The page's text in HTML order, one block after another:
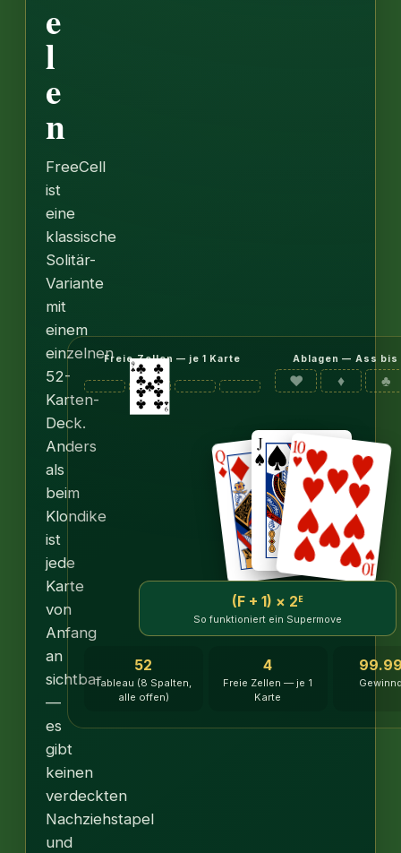
e
l
e
n
FreeCell
ist
eine
klassische
Solitär-
Variante
mit
einem
einzelnen
52-
Karten-
Deck.
Anders
als
beim
Klondike
ist
jede
Karte
von
Anfang
an
sichtbar
—
es
gibt
keinen
verdeckten
Nachziehstapel
und
Freie Zellen — je 1 Karte Ablagen — Ass bis
♥ ♦ ♣
(F + 1) × 2ᴱ
So funktioniert ein Supermove
52
Tableau (8 Spalten,
alle offen)
4
Freie Zellen — je 1
Karte